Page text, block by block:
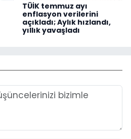
TÜİK temmuz ayı
enflasyon verilerini
açıkladı; Aylık hızlandı,
yıllık yavaşladı